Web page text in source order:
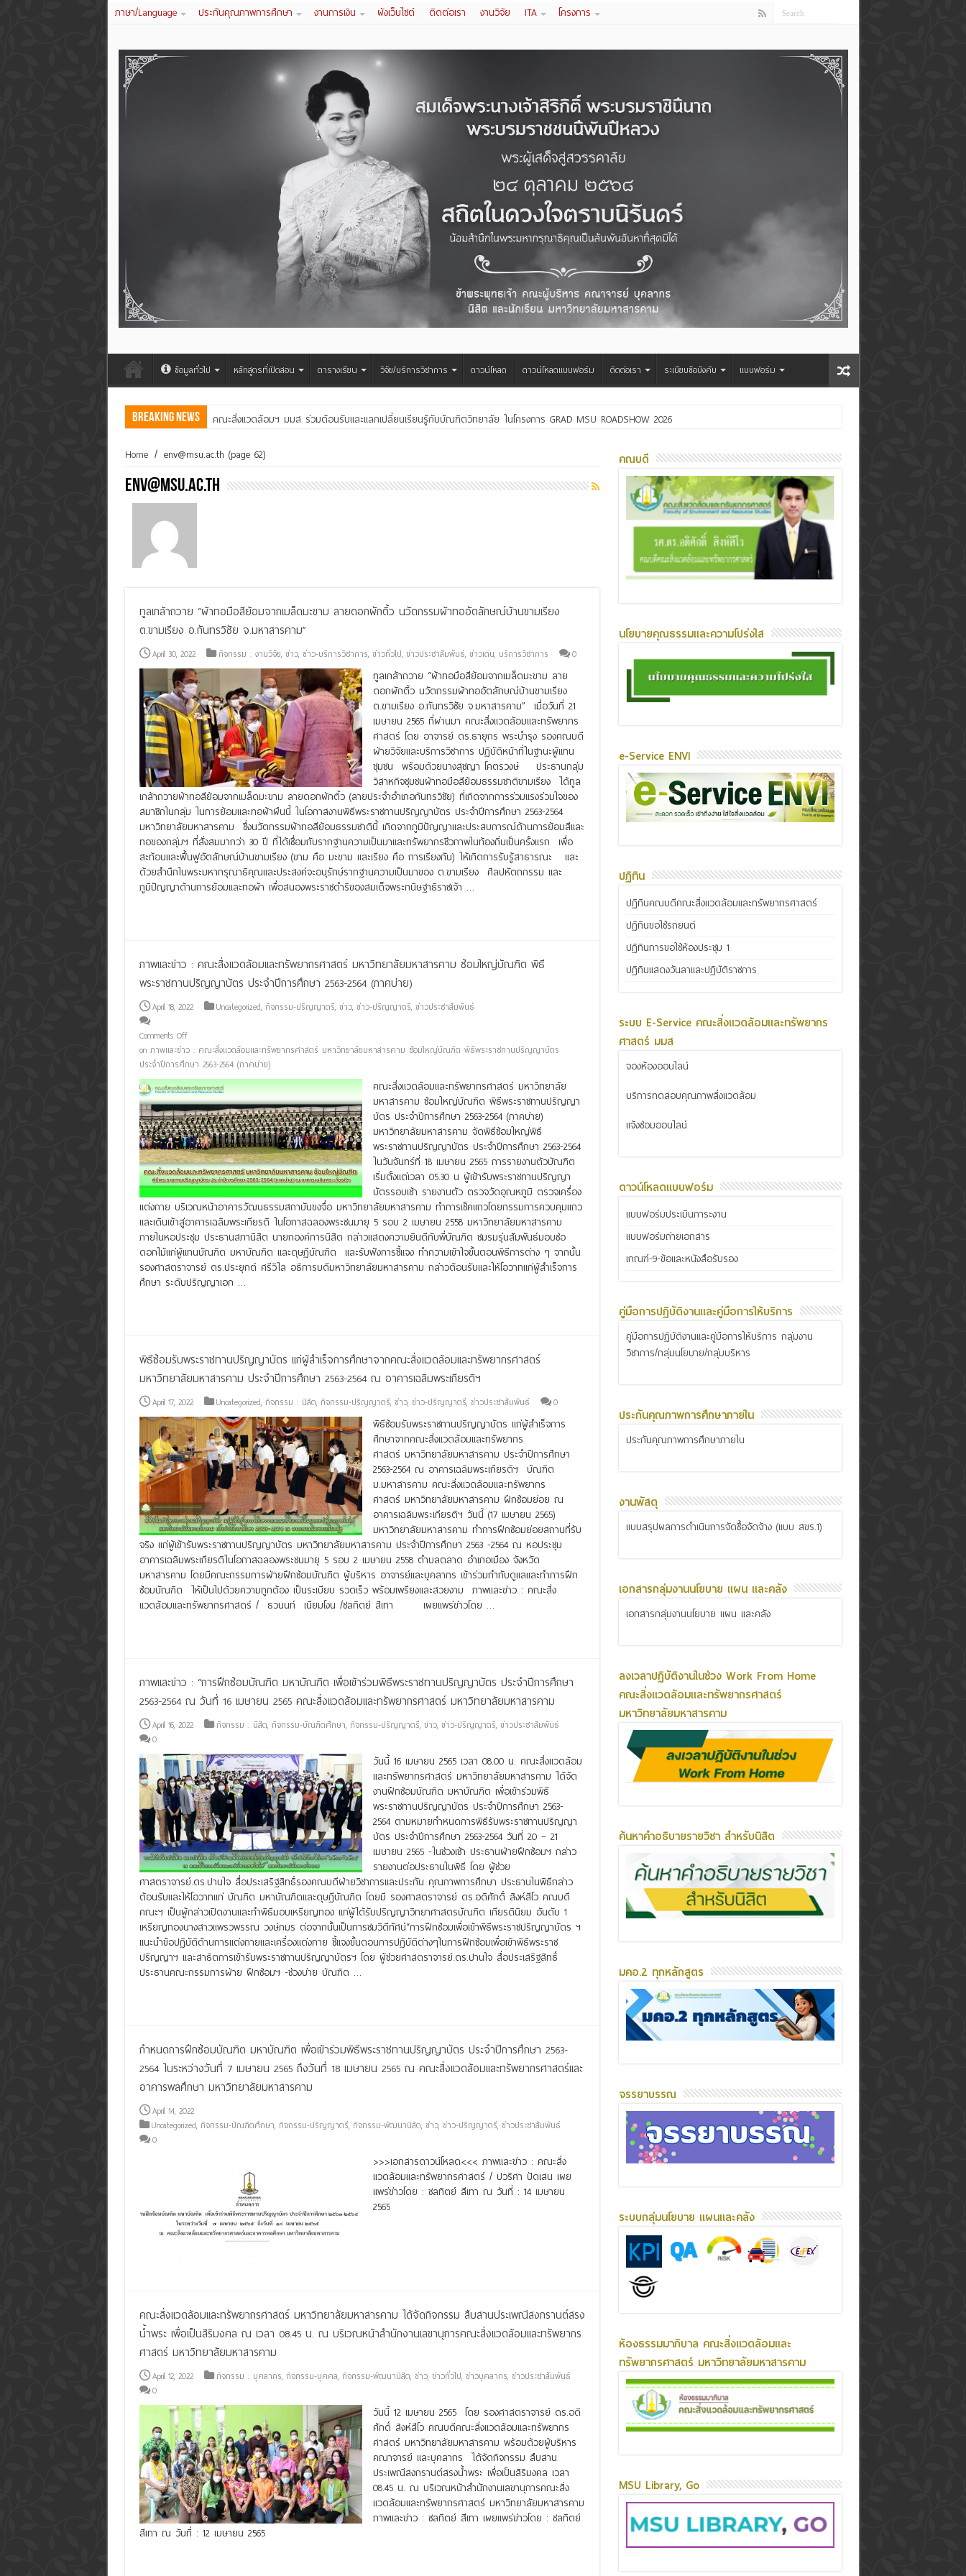
ภาษา/Language ประกันคุณภาพการศึกษา งานการเงิน ผังเว็บไซต์ ติดต่อเรา งานวิจัย ITA โครงการ
ข้อมูลทั่วไป หลักสูตรที่เปิดสอน ตารางเรียน วิจัย/บริการวิชาการ ดาวน์โหลด ดาวน์โหลดแบบฟอร์ม ติดต่อเรา ระเบียบข้อบังคับ แบบฟอร์ม
Breaking News คณะสิ่งแวดล้อมฯ มมส ร่วมต้อนรับและแลกเปลี่ยนเรียนรู้กับบัณฑิตวิทยาลัย ในโครงการ GRAD MSU ROADSHOW 2026
Home / env@msu.ac.th (page 62)
env@msu.ac.th
ทูลเกล้าถวาย “ผ้าทอมือสีย้อมจากเมล็ดมะขาม ลายดอกผักติ้ว นวัตกรรมผ้าทออัตลักษณ์บ้านขามเรียง
ต.ขามเรียง อ.กันทรวิชัย จ.มหาสารคาม”
April 30, 2022 กิจกรรม : งานวิจัย, ข่าว, ข่าว-บริการวิชาการ, ข่าวทั่วไป, ข่าวประชาสัมพันธ์, ข่าวเด่น, บริการวิชาการ 0
ทูลเกล้าถวาย “ผ้าทอมือสีย้อมจากเมล็ดมะขาม ลาย
ดอกผักติ้ว นวัตกรรมผ้าทออัตลักษณ์บ้านขามเรียง
ต.ขามเรียง อ.กันทรวิชัย จ.มหาสารคาม” เมื่อวันที่ 21
เมษายน 2565 ที่ผ่านมา คณะสิ่งแวดล้อมและทรัพยากร
ศาสตร์ โดย อาจารย์ ดร.ธายุกร พระบำรุง รองคณบดี
ฝ่ายวิจัยและบริการวิชาการ ปฏิบัติหน้าที่ในฐานะผู้แทน
ชุมชน พร้อมด้วยนางสุชญา โคตรวงษ์ ประธานกลุ่ม
วิสาหกิจชุมชนผ้าทอมือสีย้อมธรรมชาติขามเรียง ได้ทูล
เกล้าถวายผ้าทอสีย้อมจากเมล็ดมะขาม ลายดอกผักติ้ว (ลายประจำอำเภอกันทรวิชัย) ที่เกิดจากการร่วมแรงร่วมใจของ
สมาชิกในกลุ่ม ในการย้อมและทอผ้าผืนนี้ ในโอกาสงานพิธีพระราชทานปริญญาบัตร ประจำปีการศึกษา 2563-2564
มหาวิทยาลัยมหาสารคาม ซึ่งนวัตกรรมผ้าทอสีย้อมธรรมชาตินี้ เกิดจากภูมิปัญญาและประสบการณ์ด้านการย้อมสีและ
ทอของกลุ่มฯ ที่สั่งสมมากว่า 30 ปี ที่ได้เชื่อมกับรากฐานความเป็นมาและทรัพยากรชีวภาพในท้องถิ่นเป็นครั้งแรก เพื่อ
สะท้อนและฟื้นฟูอัตลักษณ์บ้านขามเรียง (ขาม คือ มะขาม และเรียง คือ การเรียงกัน) ให้เกิดการรับรู้สาธารณะ และ
ด้วยสำนึกในพระมหากรุณาธิคุณและประสงค์จะอนุรักษ์รากฐานความเป็นมาของ ต.ขามเรียง ศิลปหัตถกรรม และ
ภูมิปัญญาด้านการย้อมและทอผ้า เพื่อสนองพระราชดำริของสมเด็จพระกนิษฐาธิราชเจ้า …
ภาพและข่าว : คณะสิ่งแวดล้อมและทรัพยากรศาสตร์ มหาวิทยาลัยมหาสารคาม ซ้อมใหญ่บัณฑิต พิธี
พระราชทานปริญญาบัตร ประจำปีการศึกษา 2563-2564 (ภาคบ่าย)
April 18, 2022 Uncategorized, กิจกรรม-ปริญญาตรี, ข่าว, ข่าว-ปริญญาตรี, ข่าวประชาสัมพันธ์
Comments Off
on ภาพและข่าว : คณะสิ่งแวดล้อมและทรัพยากรศาสตร์ มหาวิทยาลัยมหาสารคาม ซ้อมใหญ่บัณฑิต พิธีพระราชทานปริญญาบัตร
ประจำปีการศึกษา 2563-2564 (ภาคบ่าย)
คณะสิ่งแวดล้อมและทรัพยากรศาสตร์ มหาวิทยาลัย
มหาสารคาม ซ้อมใหญ่บัณฑิต พิธีพระราชทานปริญญา
บัตร ประจำปีการศึกษา 2563-2564 (ภาคบ่าย)
มหาวิทยาลัยมหาสารคาม จัดพิธีซ้อมใหญ่พิธี
พระราชทานปริญญาบัตร ประจำปีการศึกษา 2563-2564
ในวันจันทร์ที่ 18 เมษายน 2565 การรายงานตัวบัณฑิต
เริ่มตั้งแต่เวลา 05.30 น ผู้เข้ารับพระราชทานปริญญา
บัตรรอบเช้า รายงานตัว ตรวจวัดอุณหภูมิ ตรวจเครื่อง
แต่งกาย บริเวณหน้าอาคารวัฒนธรรมสถาบันขงจื่อ มหาวิทยาลัยมหาสารคาม ทำการเช็คแถวโดยกรรมการควบคุมแถว
และเดินเข้าสู่อาคารเฉลิมพระเกียรติ ในโอกาสฉลองพระชนมายุ 5 รอบ 2 เมษายน 2558 มหาวิทยาลัยมหาสารคาม
ภายในหอประชุม ประธานสภานิสิต นายกองค์การนิสิต กล่าวแสดงความยินดีกับพี่บัณฑิต ชมรมรุ่นสัมพันธ์มอบช่อ
ดอกไม้แก่ผู้แทนบัณฑิต มหาบัณฑิต และดุษฏีบัณฑิต และรับฟังการชี้แจง ทำความเข้าใจขั้นตอนพิธีการต่าง ๆ จากนั้น
รองศาสตราจารย์ ดร.ประยุกต์ ศรีวิไล อธิการบดีมหาวิทยาลัยมหาสารคาม กล่าวต้อนรับและให้โอวาทแก่ผู้สำเร็จการ
ศึกษา ระดับปริญญาเอก …
พิธีซ้อมรับพระราชทานปริญญาบัตร แก่ผู้สำเร็จการศึกษาจากคณะสิ่งแวดล้อมและทรัพยากรศาสตร์
มหาวิทยาลัยมหาสารคาม ประจำปีการศึกษา 2563-2564 ณ อาคารเฉลิมพระเกียรติฯ
April 17, 2022 Uncategorized, กิจกรรม : นิสิต, กิจกรรม-ปริญญาตรี, ข่าว, ข่าว-ปริญญาตรี, ข่าวประชาสัมพันธ์ 0
พิธีซ้อมรับพระราชทานปริญญาบัตร แก่ผู้สำเร็จการ
ศึกษาจากคณะสิ่งแวดล้อมและทรัพยากร
ศาสตร์ มหาวิทยาลัยมหาสารคาม ประจำปีการศึกษา
2563-2564 ณ อาคารเฉลิมพระเกียรติฯ บัณฑิต
ม.มหาสารคาม คณะสิ่งแวดล้อมและทรัพยากร
ศาสตร์ มหาวิทยาลัยมหาสารคาม ฝึกซ้อมย่อย ณ
อาคารเฉลิมพระเกียรติฯ วันนี้ (17 เมษายน 2565)
มหาวิทยาลัยมหาสารคาม ทำการฝึกซ้อมย่อยสถานที่รับ
จริง แก่ผู้เข้ารับพระราชทานปริญญาบัตร มหาวิทยาลัยมหาสารคาม ประจำปีการศึกษา 2563 -2564 ณ หอประชุม
อาคารเฉลิมพระเกียรติในโอกาสฉลองพระชนมายุ 5 รอบ 2 เมษายน 2558 ตำบลตลาด อำเภอเมือง จังหวัด
มหาสารคาม โดยมีคณะกรรมการฝ่ายฝึกซ้อมบัณฑิต ผู้บริหาร อาจารย์และบุคลากร เข้าร่วมกำกับดูแลและทำการฝึก
ซ้อมบัณฑิต ให้เป็นไปด้วยความถูกต้อง เป็นระเบียบ รวดเร็ว พร้อมเพรียงและสวยงาม ภาพและข่าว : คณะสิ่ง
แวดล้อมและทรัพยากรศาสตร์ / ธวนนท์ เนียมโงน /ชลทิตย์ สีเทา เผยแพร่ข่าวโดย …
ภาพและข่าว : “การฝึกซ้อมบัณฑิต มหาบัณฑิต เพื่อเข้าร่วมพิธีพระราชทานปริญญาบัตร ประจำปีการศึกษา
2563-2564 ณ วันที่ 16 เมษายน 2565 คณะสิ่งแวดล้อมและทรัพยากรศาสตร์ มหาวิทยาลัยมหาสารคาม
April 16, 2022 กิจกรรม : นิสิต, กิจกรรม-บัณฑิตศึกษา, กิจกรรม-ปริญญาตรี, ข่าว, ข่าว-ปริญญาตรี, ข่าวประชาสัมพันธ์
0
วันนี้ 16 เมษายน 2565 เวลา 08.00 น. คณะสิ่งแวดล้อม
และทรัพยากรศาสตร์ มหาวิทยาลัยมหาสารคาม ได้จัด
งานฝึกซ้อมบัณฑิต มหาบัณฑิต เพื่อเข้าร่วมพิธี
พระราชทานปริญญาบัตร ประจำปีการศึกษา 2563-
2564 ตามหมายกำหนดการพิธีรับพระราชทานปริญญา
บัตร ประจำปีการศึกษา 2563-2564 วันที่ 20 – 21
เมษายน 2565 -ในช่วงเช้า ประธานฝ่ายฝึกซ้อมฯ กล่าว
รายงานต่อประธานในพิธี โดย ผู้ช่วย
ศาสตราจารย์.ดร.ปานใจ สื่อประเสริฐสิทธิ์รองคณบดีฝ่ายวิชาการและประกัน คุณภาพการศึกษา ประธานในพิธีกล่าว
ต้อนรับและให้โอวาทแก่ บัณฑิต มหาบัณฑิตและดุษฎีบัณฑิต โดยมี รองศาสตราจารย์ ดร.อดิศักดิ์ สิงห์สีโว คณบดี
คณะฯ เป็นผู้กล่าวเปิดงานและทำพิธีมอบเหรียญทอง แก่ผู้ได้รับปริญญาวิทยาศาสตรบัณฑิต เกียรตินิยม อันดับ 1
เหรียญทองนางสาวแพรวพรรณ วงษ์ภมร ต่อจากนั้นเป็นการชมวิดีทัศน์“การฝึกซ้อมเพื่อเข้าพิธีพระราชปริญญาบัตร ฯ
แนะนำข้อปฏิบัติด้านการแต่งกายและเครื่องแต่งกาย ชี้แจงขั้นตอนการปฏิบัติต่างๆในการฝึกซ้อมเพื่อเข้าพิธีพระราช
ปริญญาฯ และสาธิตการเข้ารับพระราชทานปริญญาบัตรฯ โดย ผู้ช่วยศาสตราจารย์.ดร.ปานใจ สื่อประเสริฐสิทธิ์
ประธานคณะกรรมการฝ่าย ฝึกซ้อมฯ -ช่วงบ่าย บัณฑิต …
กำหนดการฝึกซ้อมบัณฑิต มหาบัณฑิต เพื่อเข้าร่วมพิธีพระราชทานปริญญาบัตร ประจำปีการศึกษา 2563-
2564 ในระหว่างวันที่ 7 เมษายน 2565 ถึงวันที่ 18 เมษายน 2565 ณ คณะสิ่งแวดล้อมและทรัพยากรศาสตร์และ
อาคารพลศึกษา มหาวิทยาลัยมหาสารคาม
April 14, 2022
Uncategorized, กิจกรรม-บัณฑิตศึกษา, กิจกรรม-ปริญญาตรี, กิจกรรม-พัฒนานิสิต, ข่าว, ข่าว-ปริญญาตรี, ข่าวประชาสัมพันธ์
0
>>>เอกสารดาวน์โหลด<<< ภาพและข่าว : คณะสิ่ง
แวดล้อมและทรัพยากรศาสตร์ / ปวริศา ปัดเสน เผย
แพร่ข่าวโดย : ชลทิตย์ สีเทา ณ วันที่ : 14 เมษายน
2565
คณะสิ่งแวดล้อมและทรัพยากรศาสตร์ มหาวิทยาลัยมหาสารคาม ได้จัดกิจกรรม สืบสานประเพณีสงกรานต์สรง
น้ำพระ เพื่อเป็นสิริมงคล ณ เวลา 08.45 น. ณ บริเวณหน้าสำนักงานเลขานุการคณะสิ่งแวดล้อมและทรัพยากร
ศาสตร์ มหาวิทยาลัยมหาสารคาม
April 12, 2022 กิจกรรม : บุคลากร, กิจกรรม-บุคคล, กิจกรรม-พัฒนานิสิต, ข่าว, ข่าวทั่วไป, ข่าวบุคลากร, ข่าวประชาสัมพันธ์
0
วันนี้ 12 เมษายน 2565 โดย รองศาสตราจารย์ ดร.อดิ
ศักดิ์ สิงห์สีโว คณบดีคณะสิ่งแวดล้อมและทรัพยากร
ศาสตร์ มหาวิทยาลัยมหาสารคาม พร้อมด้วยผู้บริหาร
คณาจารย์ และบุคลากร ได้จัดกิจกรรม สืบสาน
ประเพณีสงกรานต์สรงน้ำพระ เพื่อเป็นสิริมงคล เวลา
08.45 น. ณ บริเวณหน้าสำนักงานเลขานุการคณะสิ่ง
แวดล้อมและทรัพยากรศาสตร์ มหาวิทยาลัยมหาสารคาม
ภาพและข่าว : ชลทิตย์ สีเทา เผยแพร่ข่าวโดย : ชลทิตย์
สีเทา ณ วันที่ : 12 เมษายน 2565
คณบดี
นโยบายคุณธรรมและความโปร่งใส
e-Service ENVI
ปฏิทิน
ปฏิทินคณบดีคณะสิ่งแวดล้อมและทรัพยากรศาสตร์
ปฏิทินขอใช้รถยนต์
ปฏิทินการขอใช้ห้องประชุม 1
ปฏิทินแสดงวันลาและปฏิบัติราชการ
ระบบ E-Service คณะสิ่งแวดล้อมและทรัพยากร
ศาสตร์ มมส
จองห้องออนไลน์
บริการทดสอบคุณภาพสิ่งแวดล้อม
แจ้งซ่อมออนไลน์
ดาวน์โหลดแบบฟอร์ม
แบบฟอร์มประเมินภาระงาน
แบบฟอร์มถ่ายเอกสาร
เกณฑ์-9-ข้อและหนังสือรับรอง
คู่มือการปฏิบัติงานและคู่มือการให้บริการ
คู่มือการปฏิบัติงานและคู่มือการให้บริการ กลุ่มงาน
วิชาการ/กลุ่มนโยบาย/กลุ่มบริหาร
ประกันคุณภาพการศึกษาภายใน
ประกันคุณภาพการศึกษาภายใน
งานพัสดุ
แบบสรุปผลการดำเนินการจัดซื้อจัดจ้าง (แบบ สขร.1)
เอกสารกลุ่มงานนโยบาย แผน และคลัง
เอกสารกลุ่มงานนโยบาย แผน และคลัง
ลงเวลาปฏิบัติงานในช่วง Work From Home
คณะสิ่งแวดล้อมและทรัพยากรศาสตร์
มหาวิทยาลัยมหาสารคาม
ค้นหาคำอธิบายรายวิชา สำหรับนิสิต
มคอ.2 ทุกหลักสูตร
จรรยาบรรณ
ระบบกลุ่มนโยบาย แผนและคลัง
ห้องธรรมมาภิบาล คณะสิ่งแวดล้อมและ
ทรัพยากรศาสตร์ มหาวิทยาลัยมหาสารคาม
MSU Library, Go